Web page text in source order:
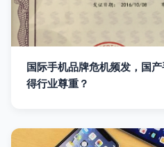
国际手机品牌危机频发，国
得行业尊重？